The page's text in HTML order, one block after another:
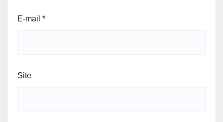
E-mail *
Site